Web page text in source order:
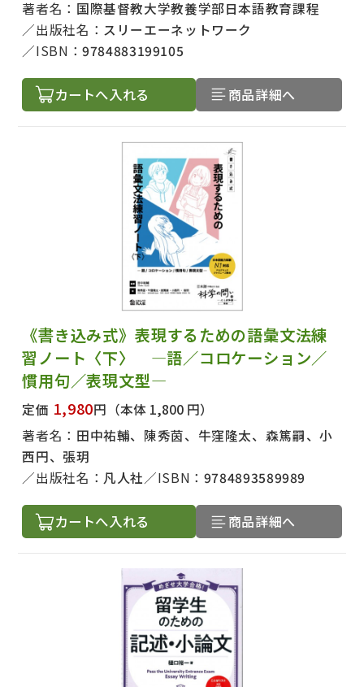
著者名で絞り込む
著者名： 国際基督教大学教養学部日本語教育課程
出版社名： スリーエーネットワーク
ISBN：9784883199105
カートへ入れる 商品詳細へ
《書き込み式》表現するための語彙文法練
習ノート〈下〉 ―語／コロケーション／
慣用句／表現文型―
定価 1,980円 （本体 1,800 円）
著者名： 田中祐輔、陳秀茵、牛窪隆太、森篤嗣、小
西円、張玥
出版社名： 凡人社 ISBN： 9784893589989
カートへ入れる 商品詳細へ